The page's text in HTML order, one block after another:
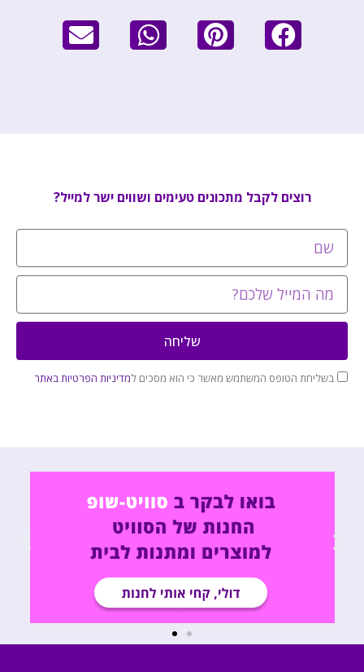
רוצים לקבל מתכונים טעימים ושווים ישר למייל?
בשליחת הטופס המשתמש מאשר כי הוא מסכים למדיניות הפרטיות באתר
שליחה